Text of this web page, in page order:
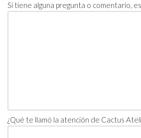
Si tiene alguna pregunta o comentario,
¿Qué te llamó la atención de Cactus